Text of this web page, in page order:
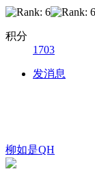
积分
1703
发消息
柳如是QH